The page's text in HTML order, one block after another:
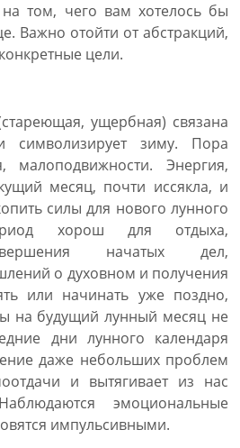
на том, чего вам хотелось бы
Важно отойти от абстракций,
цели.
ущербная) связана
зиму. Пора
малоподвижности. Энергия,
месяц, почти иссякла, и
силы для нового лунного
хорош для отдыха,
начатых дел,
о духовном и получения
или начинать уже поздно,
на будущий лунный месяц не
дни лунного календаря
даже небольших проблем
и вытягивает из нас
эмоциональные
импульсивными.